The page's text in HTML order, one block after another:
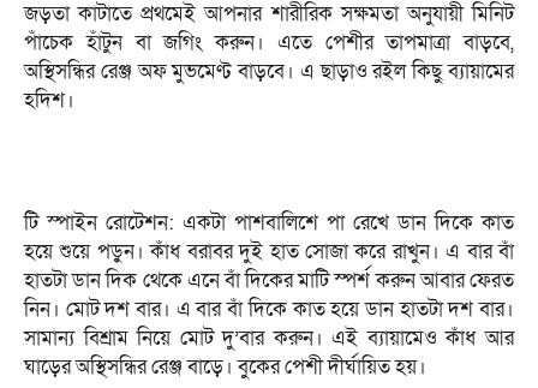
জড়তা কাটাতে প্রথমেই আপনার শারীরিক সক্ষমতা অনুযায়ী মিনিট
পাঁচেক হাঁটুন বা জগিং করুন। এতে পেশীর তাপমাত্রা বাড়বে,
অস্থিসন্ধির রেঞ্জ অফ মুভমেণ্ট বাড়বে। এ ছাড়াও রইল কিছু ব্যায়ামের
হদিশ।
টি স্পাইন রোটেশন: একটা পাশবালিশে পা রেখে ডান দিকে কাত
হয়ে শুয়ে পড়ুন। কাঁধ বরাবর দুই হাত সোজা করে রাখুন। এ বার বাঁ
হাতটা ডান দিক থেকে এনে বাঁ দিকের মাটি স্পর্শ করুন আবার ফেরত
নিন। মোট দশ বার। এ বার বাঁ দিকে কাত হয়ে ডান হাতটা দশ বার।
সামান্য বিশ্রাম নিয়ে মোট দু’বার করুন। এই ব্যায়ামেও কাঁধ আর
ঘাড়ের অস্থিসন্ধির রেঞ্জ বাড়ে। বুকের পেশী দীর্ঘায়িত হয়।